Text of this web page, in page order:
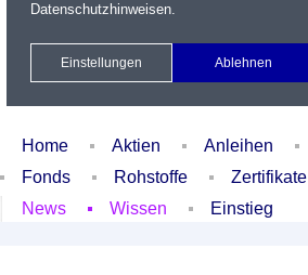
Xetra Realtime
Watchlist Portfolio
Home Aktien Anleihen
Fonds
Rohstoffe Zertifikate
News
Wissen Einstieg
Datenschutzhinweisen.
Einstellungen Ablehnen